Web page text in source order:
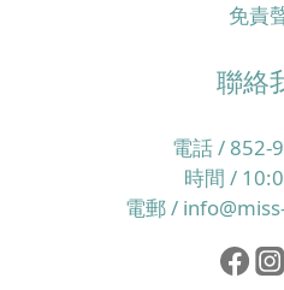
免責
聯絡
電話 / 852-
時間 /
電郵 /